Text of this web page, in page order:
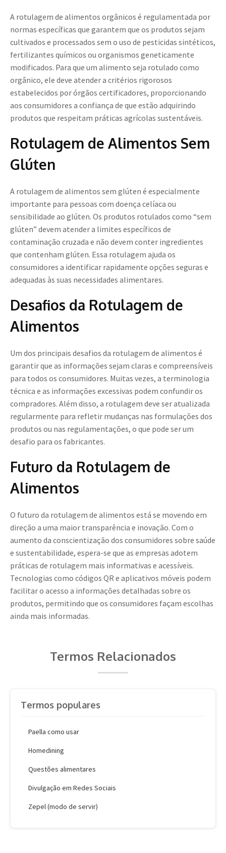
A rotulagem de alimentos orgânicos é regulamentada por
normas específicas que garantem que os produtos sejam
cultivados e processados sem o uso de pesticidas sintéticos,
fertilizantes químicos ou organismos geneticamente
modificados. Para que um alimento seja rotulado como
orgânico, ele deve atender a critérios rigorosos
estabelecidos por órgãos certificadores, proporcionando
aos consumidores a confiança de que estão adquirindo
produtos que respeitam práticas agrícolas sustentáveis.
Rotulagem de Alimentos Sem
Glúten
A rotulagem de alimentos sem glúten é especialmente
importante para pessoas com doença celíaca ou
sensibilidade ao glúten. Os produtos rotulados como “sem
glúten” devem atender a limites específicos de
contaminação cruzada e não devem conter ingredientes
que contenham glúten. Essa rotulagem ajuda os
consumidores a identificar rapidamente opções seguras e
adequadas às suas necessidades alimentares.
Desafios da Rotulagem de
Alimentos
Um dos principais desafios da rotulagem de alimentos é
garantir que as informações sejam claras e compreensíveis
para todos os consumidores. Muitas vezes, a terminologia
técnica e as informações excessivas podem confundir os
compradores. Além disso, a rotulagem deve ser atualizada
regularmente para refletir mudanças nas formulações dos
produtos ou nas regulamentações, o que pode ser um
desafio para os fabricantes.
Futuro da Rotulagem de
Alimentos
O futuro da rotulagem de alimentos está se movendo em
direção a uma maior transparência e inovação. Com o
aumento da conscientização dos consumidores sobre saúde
e sustentabilidade, espera-se que as empresas adotem
práticas de rotulagem mais informativas e acessíveis.
Tecnologias como códigos QR e aplicativos móveis podem
facilitar o acesso a informações detalhadas sobre os
produtos, permitindo que os consumidores façam escolhas
ainda mais informadas.
Termos Relacionados
Termos populares
Paella como usar
Homedining
Questões alimentares
Divulgação em Redes Sociais
Zepel (modo de servir)